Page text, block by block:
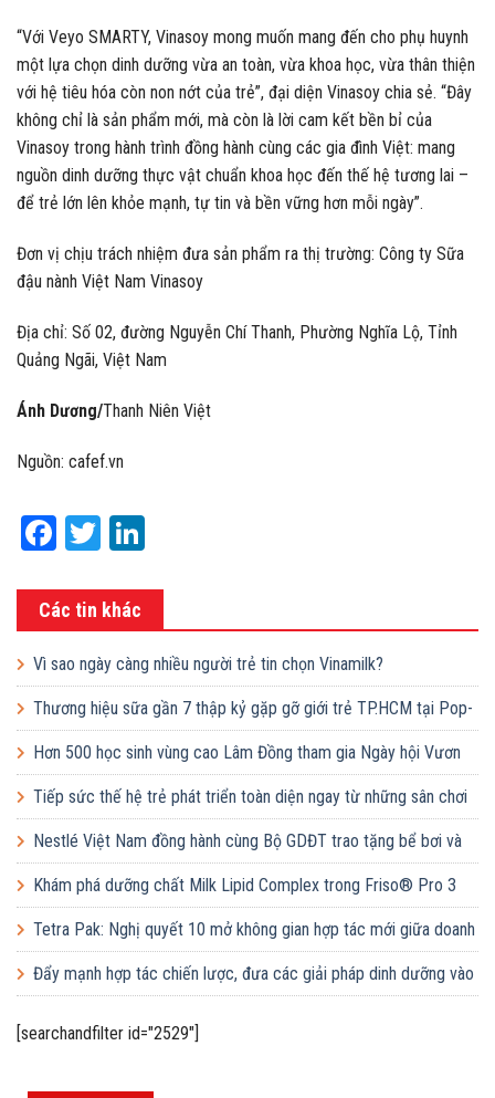
“Với Veyo SMARTY, Vinasoy mong muốn mang đến cho phụ huynh
một lựa chọn dinh dưỡng vừa an toàn, vừa khoa học, vừa thân thiện
với hệ tiêu hóa còn non nớt của trẻ”, đại diện Vinasoy chia sẻ. “Đây
không chỉ là sản phẩm mới, mà còn là lời cam kết bền bỉ của
Vinasoy trong hành trình đồng hành cùng các gia đình Việt: mang
nguồn dinh dưỡng thực vật chuẩn khoa học đến thế hệ tương lai –
để trẻ lớn lên khỏe mạnh, tự tin và bền vững hơn mỗi ngày”.
Đơn vị chịu trách nhiệm đưa sản phẩm ra thị trường: Công ty Sữa
đậu nành Việt Nam Vinasoy
Địa chỉ: Số 02, đường Nguyễn Chí Thanh, Phường Nghĩa Lộ, Tỉnh
Quảng Ngãi, Việt Nam
Ánh Dương/Thanh Niên Việt
Nguồn: cafef.vn
Facebook
Twitter
Các tin khác
Vì sao ngày càng nhiều người trẻ tin chọn Vinamilk?
Thương hiệu sữa gần 7 thập kỷ gặp gỡ giới trẻ TP.HCM tại Pop-
up ‘Thưởng vị hè’
Hơn 500 học sinh vùng cao Lâm Đồng tham gia Ngày hội Vươn
cao Việt Nam
Tiếp sức thế hệ trẻ phát triển toàn diện ngay từ những sân chơi
học đường
Nestlé Việt Nam đồng hành cùng Bộ GDĐT trao tặng bể bơi và
lớp dạy bơi mô hình điểm cho học sinh tại tỉnh Bắc Ninh
Khám phá dưỡng chất Milk Lipid Complex trong Friso® Pro 3
Tetra Pak: Nghị quyết 10 mở không gian hợp tác mới giữa doanh
nghiệp FDI và doanh nghiệp Việt
Đẩy mạnh hợp tác chiến lược, đưa các giải pháp dinh dưỡng vào
[searchandfilter id="2529"]